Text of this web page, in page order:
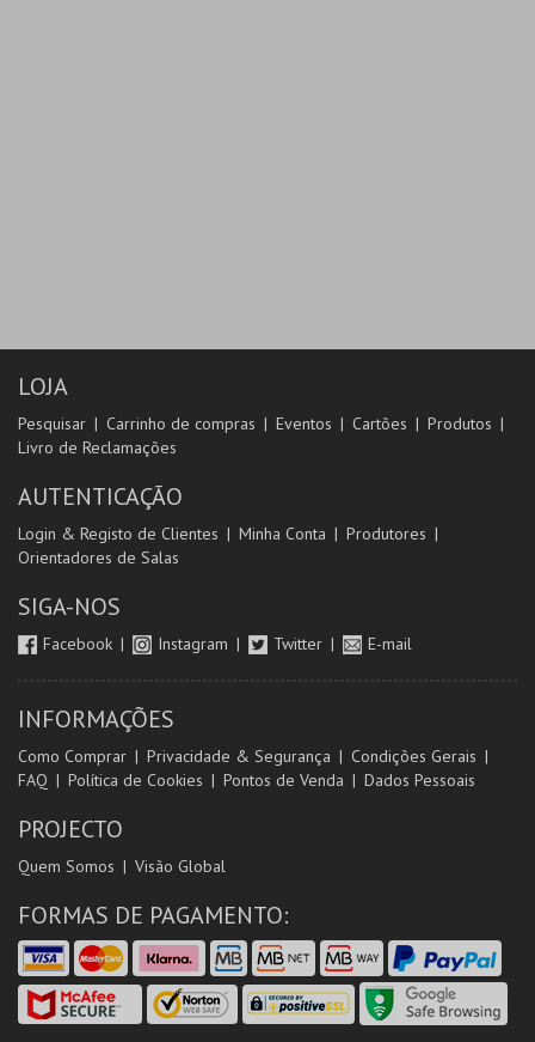
LOJA
Pesquisar Carrinho de compras Eventos Cartões
Produtos
Livro de Reclamações
AUTENTICAÇÃO
Login & Registo de Clientes Minha Conta
Produtores
Orientadores de Salas
SIGA-NOS
Facebook Instagram Twitter E-mail
INFORMAÇÕES
Como Comprar Privacidade & Segurança
Condições Gerais
FAQ
Política de Cookies Pontos de Venda Dados Pessoais
PROJECTO
Quem Somos Visão Global
FORMAS DE PAGAMENTO: